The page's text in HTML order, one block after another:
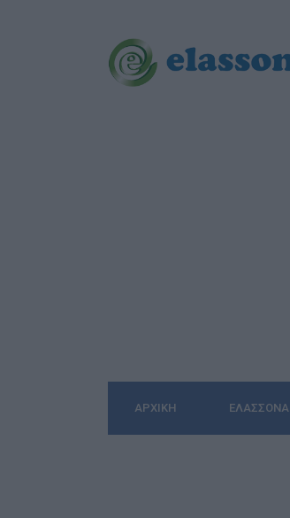
ΑΡΧΙΚΉ ΕΛΑΣΣΌΝΑ